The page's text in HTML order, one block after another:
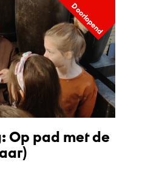
Doorlopend
Op pad met de